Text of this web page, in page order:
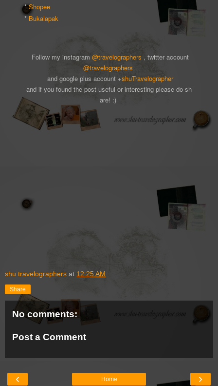
*Shopee
*Bukalapak
Follow my instagram @travelographers , twitter account
@travelographers
and google plus account +shuTravelographer
and if you found the post useful or interesting please do sh
are! :)
shu travelographers at 12:25 AM
Share
No comments:
Post a Comment
‹ ›
Home